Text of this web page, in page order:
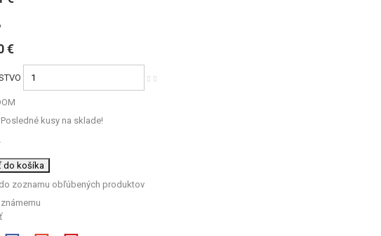
€
kusy na sklade!
do košíka
zoznamu obľúbených produktov